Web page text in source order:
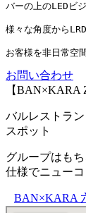
バーの上のLEDビ
様々な角度から
お客様を非日常空
お問い合わせ
【BAN×KARA
バルレストラ
スポット
グループはも
仕様でニュー
BAN×KARA